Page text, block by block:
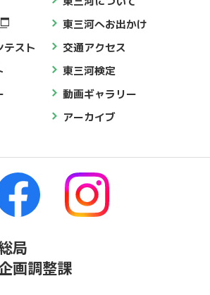
東三河へお出かけ
テスト
交通アクセス
東三河検定
動画ギャラリー
アーカイブ
局
画調整課